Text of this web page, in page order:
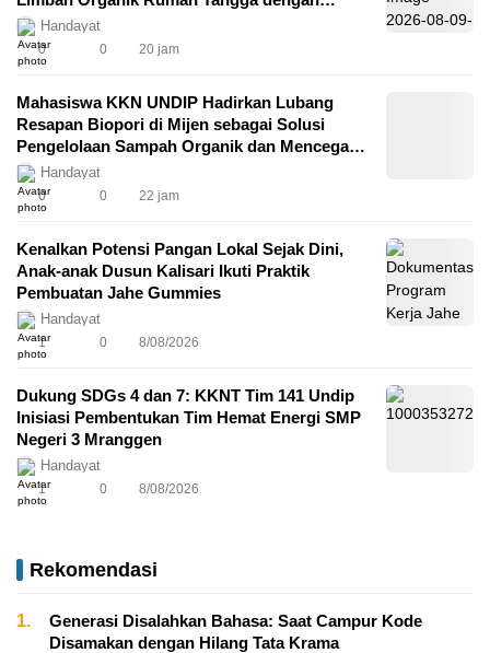
Model Biopori untuk Mendukung Zero Waste
Handayat
0 0 20 jam
Mahasiswa KKN UNDIP Hadirkan Lubang
Resapan Biopori di Mijen sebagai Solusi
Pengelolaan Sampah Organik dan Mencegah
Genangan Air untuk Wujudkan Permukiman
Berkelanjutan dan Tangguh Iklim melalui
SDGs 11 dan 13
Handayat
0 0 22 jam
Kenalkan Potensi Pangan Lokal Sejak Dini,
Anak-anak Dusun Kalisari Ikuti Praktik
Pembuatan Jahe Gummies
Handayat
1 0 8/08/2026
Dukung SDGs 4 dan 7: KKNT Tim 141 Undip
Inisiasi Pembentukan Tim Hemat Energi SMP
Negeri 3 Mranggen
Handayat
1 0 8/08/2026
Rekomendasi
1.
Generasi Disalahkan Bahasa: Saat Campur Kode
Disamakan dengan Hilang Tata Krama